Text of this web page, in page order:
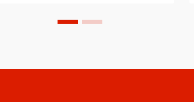
birleştirerek profesyonel ve rekabetçi